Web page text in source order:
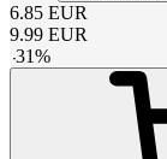
6.85 EUR
9.99 EUR
-31%